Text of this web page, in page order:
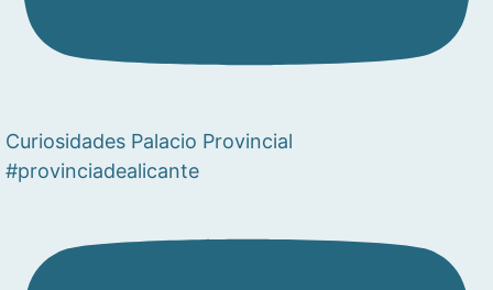
Curiosidades Palacio Provincial
#provinciadealicante